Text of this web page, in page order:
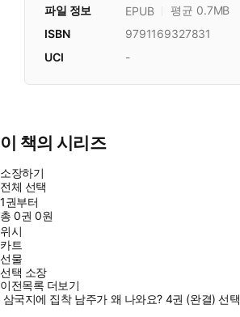
파일 정보 EPUB
평균 0.7MB
ISBN
9791169327831
UCI
-
이 책의 시리즈
소장하기
전체 선택
1권부터
총0권 0원
위시
카트
선물
선택 소장
이전목록 더보기
삼국지에 집착 남주가 왜 나와요? 4권 (완결) 선택